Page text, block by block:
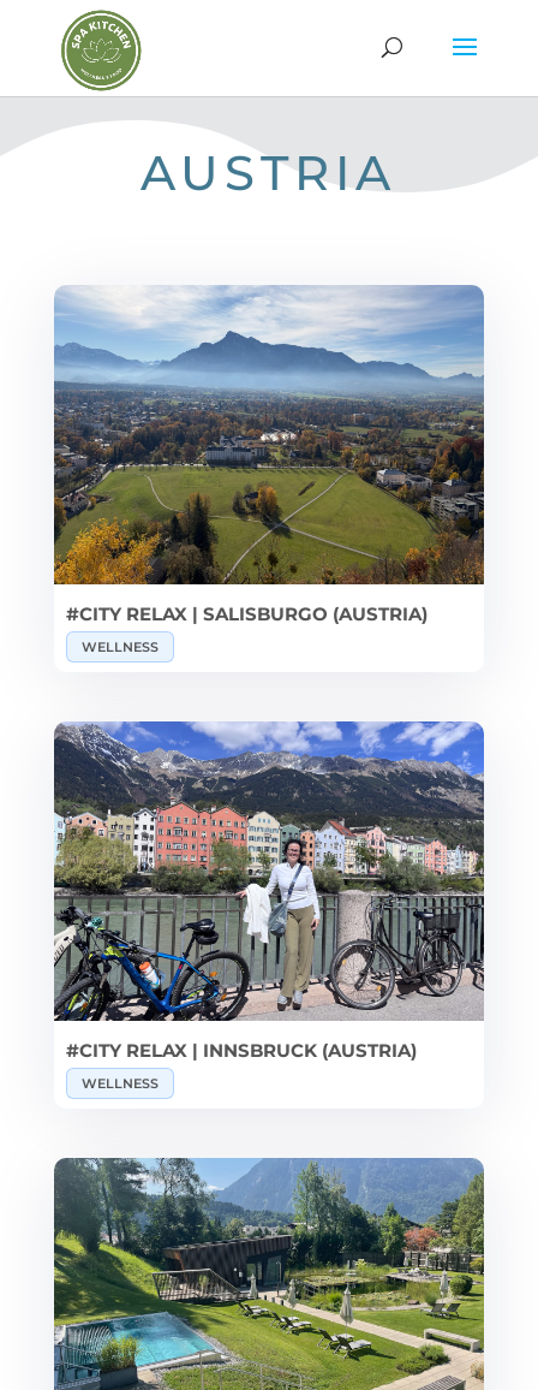
AUSTRIA
#CITY RELAX | SALISBURGO (AUSTRIA)
WELLNESS
#CITY RELAX | INNSBRUCK (AUSTRIA)
WELLNESS